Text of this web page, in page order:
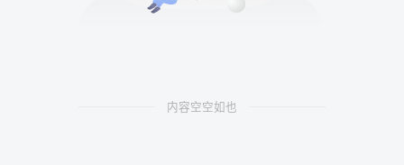
内容空空如也